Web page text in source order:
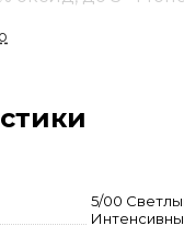
10 — 1-5% от
5/00